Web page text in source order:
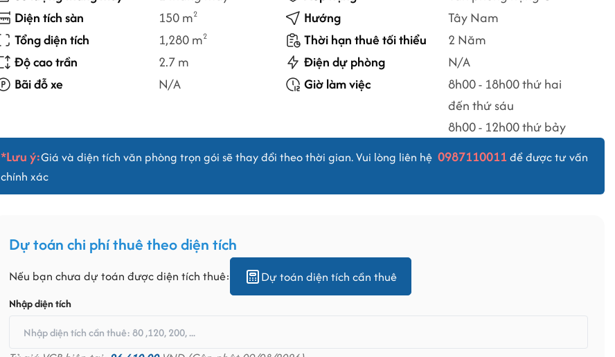
Diện tích sàn
150 m2 Hướng
Tây Nam
Tổng diện tích
1,280 m2 Thời hạn thuê tối thiểu
2 Năm
Độ cao trần
2.7 m Điện dự phòng
N/A
Bãi đỗ xe
N/A Giờ làm việc
8h00 - 18h00 thứ hai
đến thứ sáu
8h00 - 12h00 thứ bảy
*Lưu ý:Giá và diện tích văn phòng trọn gói sẽ thay đổi theo thời gian. Vui lòng liên hệ 0987110011để được tư vấn
chính xác
Dự toán chi phí thuê theo diện tích
Nếu bạn chưa dự toán được diện tích thuê: Dự toán diện tích cần thuê
Nhập diện tích